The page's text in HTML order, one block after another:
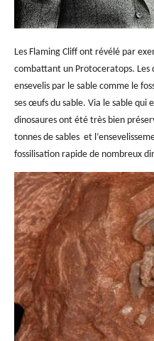
Les Flaming Cliff ont révélé par
combattant un Protoceratops. Les
ensevelis par le sable comme le
ses œufs du sable. Via le sable qui
dinosaures ont été très bien
tonnes de sables et
fossilisation rapide de nombreux